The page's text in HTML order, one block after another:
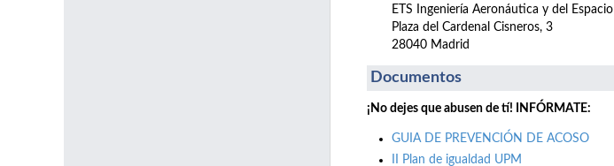
ETS Ingeniería Aeronáutica y del Espacio
Plaza del Cardenal Cisneros, 3
28040 Madrid
Documentos
¡No dejes que abusen de tí! INFÓRMATE:
GUIA DE PREVENCIÓN DE ACOSO
II Plan de igualdad UPM